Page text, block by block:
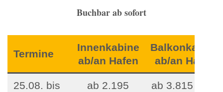
Buchbar ab sofort
Termine
Innenkabine
ab/an Hafen
Balkonkabine
ab/an Hafen
25.08. bis
ab 2.195
ab 3.815 Euro